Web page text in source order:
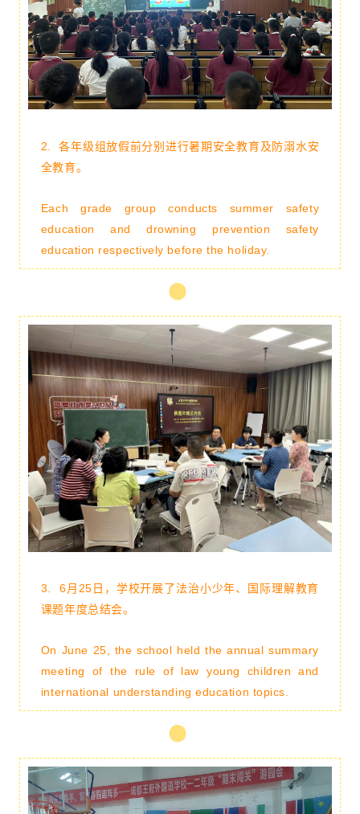
2. 各年级组放假前分别 进行暑期安全教育及防溺水安
全教育。
Each grade group conducts summer safety
education and drowning prevention safety
education respectively before the holiday.
3. 6月25日，学校开展了法治小少年、国际理解教育
课题年度总结会。
On June 25, the school held the annual summary
meeting of the rule of law young children and
international understanding education topics.